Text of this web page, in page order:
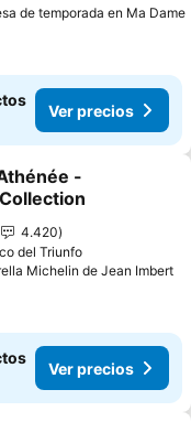
de temporada en Ma Dame
Ver precios
favoritos
-
4.420
del Triunfo
Michelin de Jean Imbert
Ver precios